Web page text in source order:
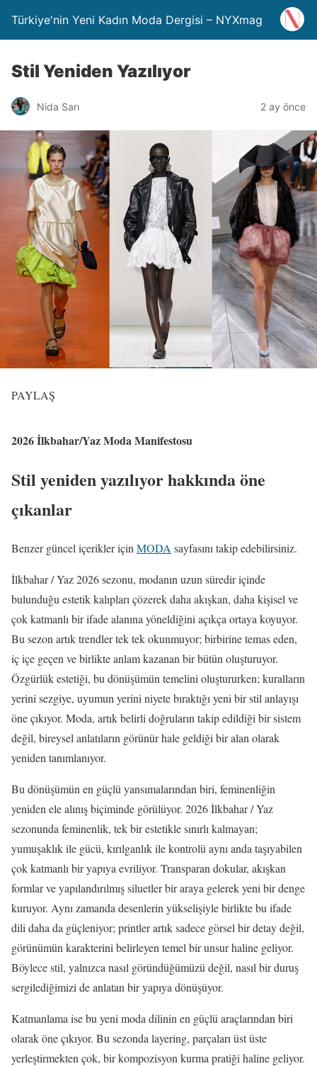
Türkiye'nin Yeni Kadın Moda Dergisi – NYXmag
Stil Yeniden Yazılıyor
Nida Sarı 2 ay önce
PAYLAŞ
2026 İlkbahar/Yaz Moda Manifestosu
Stil yeniden yazılıyor hakkında öne
çıkanlar
Benzer güncel içerikler için MODA sayfasını takip edebilirsiniz.
İlkbahar / Yaz 2026 sezonu, modanın uzun süredir içinde
bulunduğu estetik kalıpları çözerek daha akışkan, daha kişisel ve
çok katmanlı bir ifade alanına yöneldiğini açıkça ortaya koyuyor.
Bu sezon artık trendler tek tek okunmuyor; birbirine temas eden,
iç içe geçen ve birlikte anlam kazanan bir bütün oluşturuyor.
Özgürlük estetiği, bu dönüşümün temelini oluştururken; kuralların
yerini sezgiye, uyumun yerini niyete bıraktığı yeni bir stil anlayışı
öne çıkıyor. Moda, artık belirli doğruların takip edildiği bir sistem
değil, bireysel anlatıların görünür hale geldiği bir alan olarak
yeniden tanımlanıyor.
Bu dönüşümün en güçlü yansımalarından biri, feminenliğin
yeniden ele alınış biçiminde görülüyor. 2026 İlkbahar / Yaz
sezonunda feminenlik, tek bir estetikle sınırlı kalmayan;
yumuşaklık ile gücü, kırılganlık ile kontrolü aynı anda taşıyabilen
çok katmanlı bir yapıya evriliyor. Transparan dokular, akışkan
formlar ve yapılandırılmış siluetler bir araya gelerek yeni bir denge
kuruyor. Aynı zamanda desenlerin yükselişiyle birlikte bu ifade
dili daha da güçleniyor; printler artık sadece görsel bir detay değil,
görünümün karakterini belirleyen temel bir unsur haline geliyor.
Böylece stil, yalnızca nasıl göründüğümüzü değil, nasıl bir duruş
sergilediğimizi de anlatan bir yapıya dönüşüyor.
Katmanlama ise bu yeni moda dilinin en güçlü araçlarından biri
olarak öne çıkıyor. Bu sezonda layering, parçaları üst üste
yerleştirmekten çok, bir kompozisyon kurma pratiği haline geliyor.